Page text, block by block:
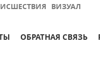
ВИЗУАЛ
ОБРАТНАЯ СВЯЗЬ